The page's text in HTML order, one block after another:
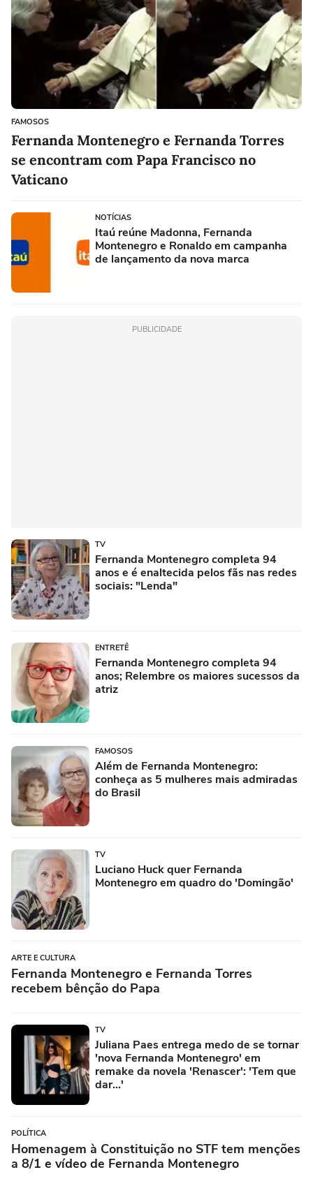
FAMOSOS
Fernanda Montenegro e Fernanda Torres
se encontram com Papa Francisco no
Vaticano
NOTÍCIAS
Itaú reúne Madonna, Fernanda
Montenegro e Ronaldo em campanha
de lançamento da nova marca
PUBLICIDADE
TV
Fernanda Montenegro completa 94
anos e é enaltecida pelos fãs nas redes
sociais: "Lenda"
ENTRETÊ
Fernanda Montenegro completa 94
anos; Relembre os maiores sucessos da
atriz
FAMOSOS
Além de Fernanda Montenegro:
conheça as 5 mulheres mais admiradas
do Brasil
TV
Luciano Huck quer Fernanda
Montenegro em quadro do 'Domingão'
ARTE E CULTURA
Fernanda Montenegro e Fernanda Torres
recebem bênção do Papa
TV
Juliana Paes entrega medo de se tornar
'nova Fernanda Montenegro' em
remake da novela 'Renascer': 'Tem que
dar...'
POLÍTICA
Homenagem à Constituição no STF tem menções
a 8/1 e vídeo de Fernanda Montenegro